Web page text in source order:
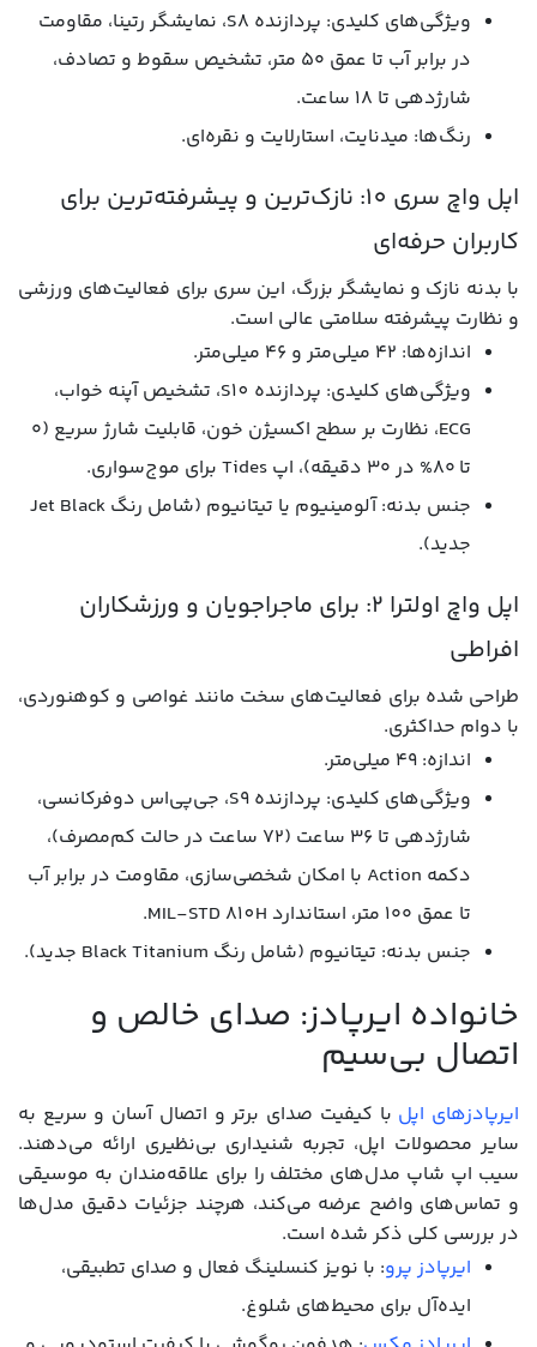
ویژگی‌های کلیدی: پردازنده S8، نمایشگر رتینا، مقاومت
در برابر آب تا عمق ۵۰ متر، تشخیص سقوط و تصادف،
شارژدهی تا ۱۸ ساعت.
رنگ‌ها: میدنایت، استارلایت و نقره‌ای.
اپل واچ سری 10: نازک‌ترین و پیشرفته‌ترین برای
کاربران حرفه‌ای
با بدنه نازک و نمایشگر بزرگ، این سری برای فعالیت‌های ورزشی
و نظارت پیشرفته سلامتی عالی است.
اندازه‌ها: ۴۲ میلی‌متر و ۴۶ میلی‌متر.
ویژگی‌های کلیدی: پردازنده S10، تشخیص آپنه خواب،
ECG، نظارت بر سطح اکسیژن خون، قابلیت شارژ سریع (۰
تا ۸۰% در ۳۰ دقیقه)، اپ Tides برای موج‌سواری.
جنس بدنه: آلومینیوم یا تیتانیوم (شامل رنگ Jet Black
جدید).
اپل واچ اولترا 2: برای ماجراجویان و ورزشکاران
افراطی
طراحی شده برای فعالیت‌های سخت مانند غواصی و کوهنوردی،
با دوام حداکثری.
اندازه: ۴۹ میلی‌متر.
ویژگی‌های کلیدی: پردازنده S9، جی‌پی‌اس دوفرکانسی،
شارژدهی تا ۳۶ ساعت (۷۲ ساعت در حالت کم‌مصرف)،
دکمه Action با امکان شخصی‌سازی، مقاومت در برابر آب
تا عمق ۱۰۰ متر، استاندارد MIL-STD 810H.
جنس بدنه: تیتانیوم (شامل رنگ Black Titanium جدید).
خانواده ایرپادز: صدای خالص و
اتصال بی‌سیم
ایرپادزهای اپل با کیفیت صدای برتر و اتصال آسان و سریع به
سایر محصولات اپل، تجربه شنیداری بی‌نظیری ارائه می‌دهند.
سیب اپ شاپ مدل‌های مختلف را برای علاقه‌مندان به موسیقی
و تماس‌های واضح عرضه می‌کند، هرچند جزئیات دقیق مدل‌ها
در بررسی کلی ذکر شده است.
ایرپادز پرو: با نویز کنسلینگ فعال و صدای تطبیقی،
ایده‌آل برای محیط‌های شلوغ.